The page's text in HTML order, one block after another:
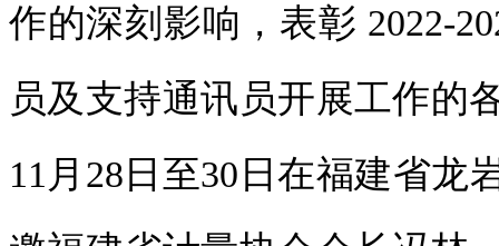
作的深刻影响，表彰 2022-
员及支持通讯员开展工作的
11月28日至30日在福建省龙